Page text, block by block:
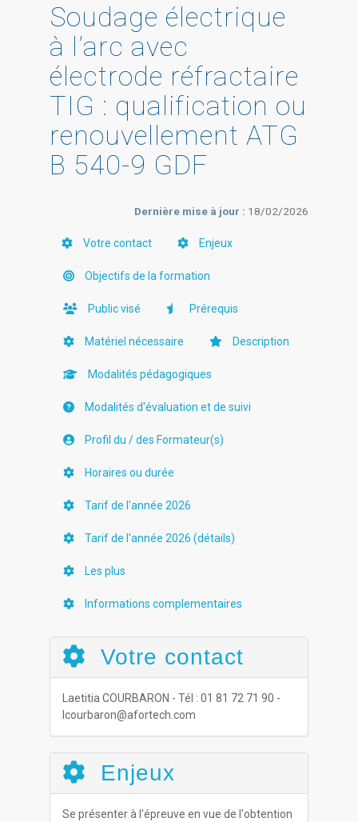
Soudage électrique
à l’arc avec
électrode réfractaire
TIG : qualification ou
renouvellement ATG
B 540-9 GDF
Dernière mise à jour : 18/02/2026
Votre contact Enjeux
Objectifs de la formation
Public visé Prérequis
Matériel nécessaire Description
Modalités pédagogiques
Modalités d'évaluation et de suivi
Profil du / des Formateur(s)
Horaires ou durée
Tarif de l'année 2026
Tarif de l'année 2026 (détails)
Les plus
Informations complementaires
Votre contact
Laetitia COURBARON - Tél : 01 81 72 71 90 -
lcourbaron@afortech.com
Enjeux
Se présenter à l'épreuve en vue de l'obtention